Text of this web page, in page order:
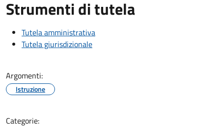
Strumenti di tutela
Tutela amministrativa
Tutela giurisdizionale
Argomenti:
Istruzione
Categorie: